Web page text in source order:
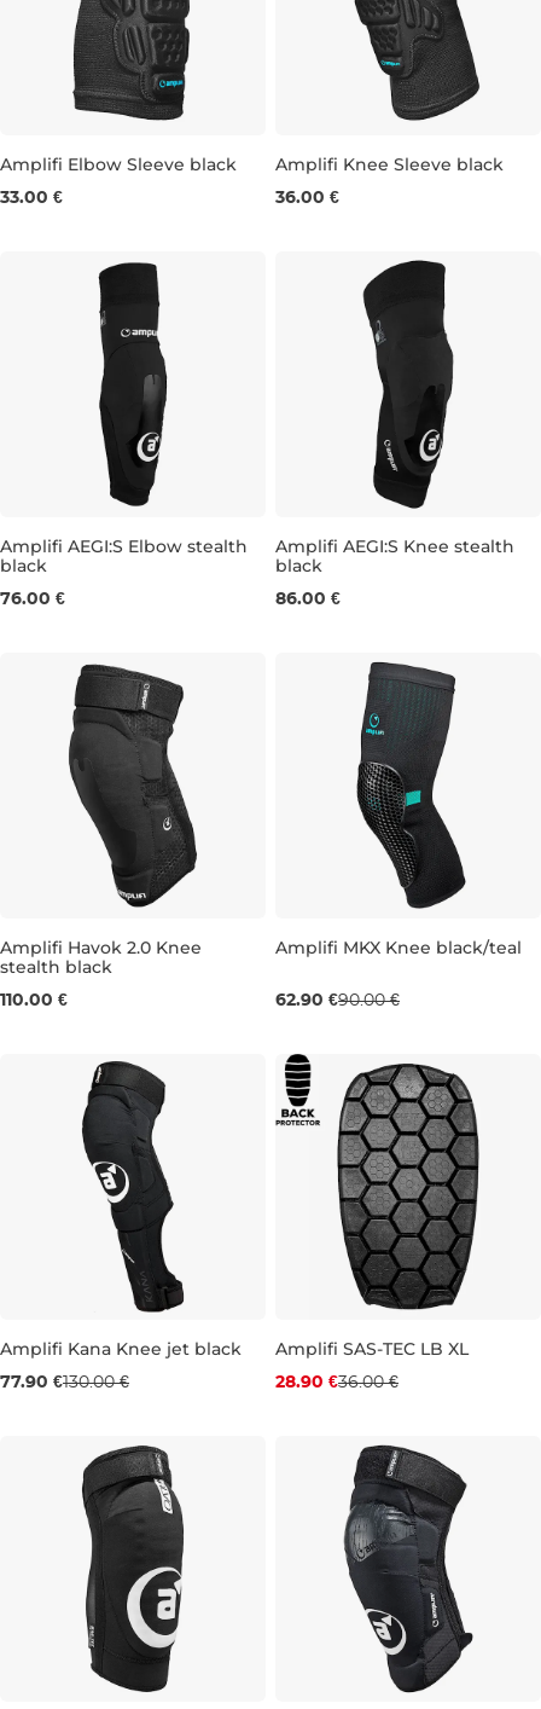
Amplifi Elbow Sleeve black
33.00 €
Amplifi Knee Sleeve black
36.00 €
M L
Amplifi AEGI:S Elbow stealth
black
76.00 € S M
Amplifi AEGI:S Knee stealth
black
86.00 €
XS S
Amplifi Havok 2.0 Knee
stealth black
110.00 €
Amplifi MKX Knee black/teal
62.90 €90.00 €
Výpredaj -40 %
Amplifi Kana Knee jet black
77.90 €130.00 € Zľava -20 %
Amplifi SAS-TEC LB XL
28.90 €36.00 €